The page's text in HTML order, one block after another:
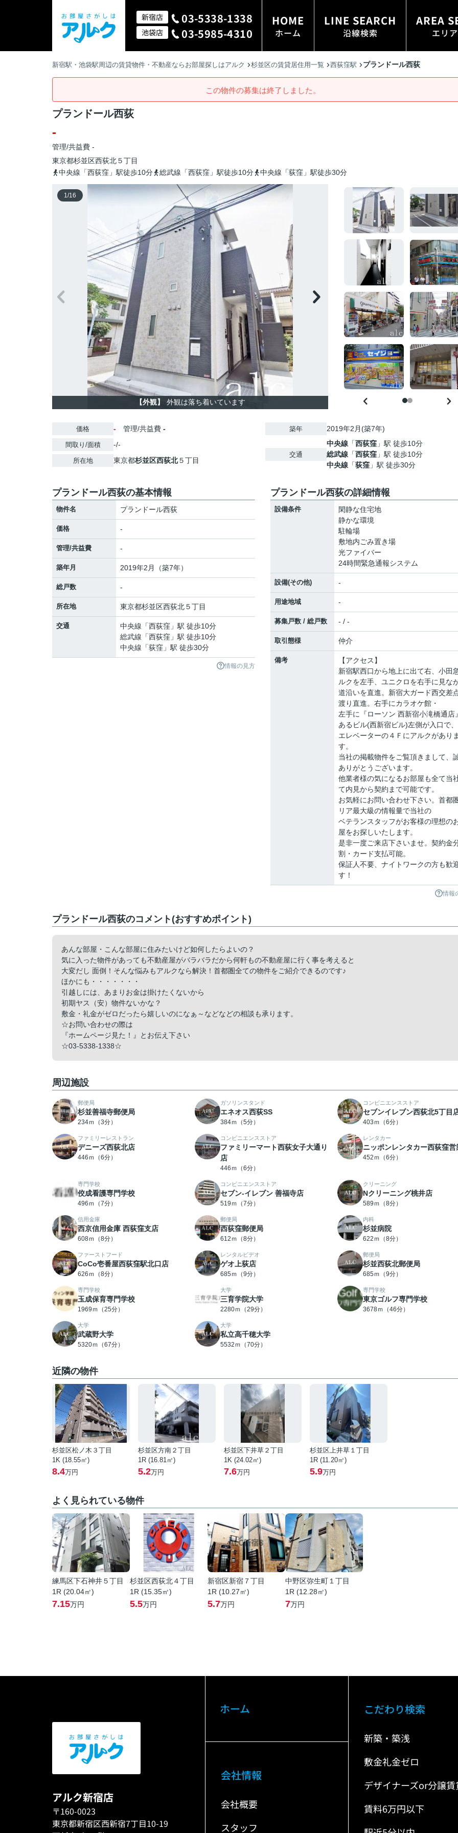
新宿店 03-5338-1338
池袋店 03-5985-4310
HOME
ホーム
LINE SEARCH
沿線検索
AREA
エリ
新宿駅・池袋駅周辺の賃貸物件・不動産ならお部屋探しはアルク 杉並区の賃貸居住用一覧 西荻窪駅 プランドール西荻
この物件の募集は終了しました。
プランドール西荻
-
管理/共益費 -
東京都杉並区西荻北５丁目
中央線「西荻窪」駅徒歩10分
総武線「西荻窪」駅徒歩10分 中央線「荻窪」駅徒歩30分
1/16
【外観】 外観は落ち着いています
価格 - 管理/共益費 -
間取り/面積 -/-
所在地 東京都杉並区西荻北５丁目
築年 2019年2月(築7年)
交通
中央線 「西荻窪 」駅 徒歩10分
総武線 「西荻窪 」駅 徒歩10分
中央線 「荻窪 」駅 徒歩30分
プランドール西荻の基本情報
物件名 プランドール西荻
価格 -
管理/共益費 -
築年月 2019年2月（築7年）
総戸数 -
所在地 東京都杉並区西荻北５丁目
交通 中央線 「西荻窪 」駅 徒歩10分
総武線 「西荻窪 」駅 徒歩10分
中央線 「荻窪 」駅 徒歩30分
情報の見方
プランドール西荻の詳細情報
設備条件
閑静な住宅地
静かな環境
駐輪場
敷地内ごみ置き場
光ファイバー
24時間緊急通報システム
設備(その他) -
用途地域 -
募集戸数 / 総戸数 - / -
取引態様 仲介
備考
【アクセス】
新宿駅西口から地上に出て右、小田
ルクを左手、ユニクロを右手に見な
道沿いを直進。新宿大ガード西交差
渡り直進。右手にカラオケ館・
左手に『ローソン 西新宿小滝橋通店
あるビル(西新宿ビル)左側が入口で、
エレベーターの４Ｆにアルクがあり
す。
当社の掲載物件をご覧頂きまして、
ありがとうございます。
他業者様の気になるお部屋も全て当
て内見から契約まで可能です。
お気軽にお問い合わせ下さい。首都
リア最大級の情報量で当社の
ベテランスタッフがお客様の理想の
屋をお探しいたします。
是非一度ご来店下さいませ。契約金
割・カード支払可能。
保証人不要、ナイトワークの方も歓
す！
情報
プランドール西荻のコメント(おすすめポイント)
あんな部屋・こんな部屋に住みたいけど如何したらよいの？
気に入った物件があっても不動産屋がバラバラだから何軒もの不動産屋に行く事を考えると
大変だし 面倒！そんな悩みもアルクなら解決！首都圏全ての物件をご紹介できるのです♪
ほかにも・・・・・・・
引越しには、あまりお金は掛けたくないから
初期ヤス（安）物件ないかな？
敷金・礼金がゼロだったら嬉しいのになぁ～などなどの相談も承ります。
☆お問い合わせの際は
『ホームページ見た！』とお伝え下さい
☆03-5338-1338☆
周辺施設
郵便局
杉並善福寺郵便局
234ｍ（3分）
ガソリンスタンド
エネオス西荻SS
384ｍ（5分）
コンビニエンスストア
セブンイレブン西荻北5丁目
403ｍ（6分）
ファミリーレストラン
デニーズ西荻北店
446ｍ（6分）
コンビニエンスストア
ファミリーマート西荻女子大通り
店
446ｍ（6分）
レンタカー
ニッポンレンタカー西荻窪営
452ｍ（6分）
専門学校
佼成看護専門学校
496ｍ（7分）
コンビニエンスストア
セブン-イレブン 善福寺店
519ｍ（7分）
クリーニング
Nクリーニング桃井店
589ｍ（8分）
信用金庫
西京信用金庫 西荻窪支店
608ｍ（8分）
郵便局
西荻窪郵便局
612ｍ（8分）
内科
杉並病院
622ｍ（8分）
ファーストフード
CoCo壱番屋西荻窪駅北口店
626ｍ（8分）
レンタルビデオ
ゲオ上荻店
685ｍ（9分）
郵便局
杉並西荻北郵便局
685ｍ（9分）
専門学校
玉成保育専門学校
1969ｍ（25分）
大学
三育学院大学
2280ｍ（29分）
専門学校
東京ゴルフ専門学校
3678ｍ（46分）
大学
武蔵野大学
5320ｍ（67分）
大学
私立高千穂大学
5532ｍ（70分）
近隣の物件
杉並区松ノ木３丁目
1K (18.55㎡)
8.4万円
杉並区方南２丁目
1R (16.81㎡)
5.2万円
杉並区下井草２丁目
1K (24.02㎡)
7.6万円
杉並区上井草１丁目
1R (11.20㎡)
5.9万円
よく見られている物件
練馬区下石神井５丁目
1R (20.04㎡)
7.15万円
杉並区西荻北４丁目
1R (15.35㎡)
5.5万円
新宿区新宿７丁目
1R (10.27㎡)
5.7万円
中野区弥生町１丁目
1R (12.28㎡)
7万円
アルク新宿店
〒160-0023
東京都新宿区西新宿7丁目10-19
ホーム
会社情報
会社概要
スタッフ
こだわり検索
新築・築浅
敷金礼金ゼロ
デザイナーズor分譲賃
賃料6万円以下